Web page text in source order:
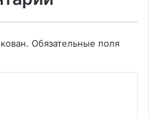
Обязательные поля